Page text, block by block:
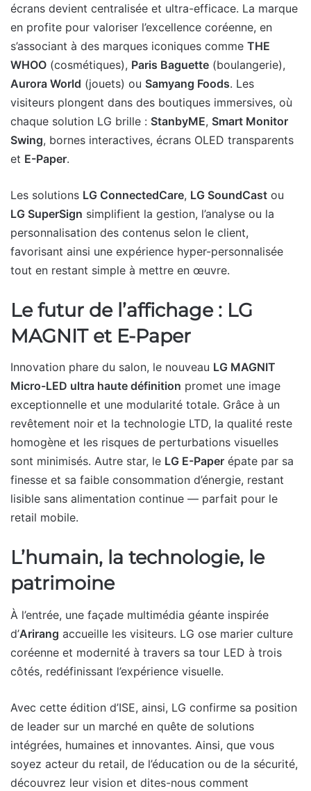
écrans devient centralisée et ultra-efficace. La marque
en profite pour valoriser l’excellence coréenne, en
s’associant à des marques iconiques comme THE
WHOO (cosmétiques), Paris Baguette (boulangerie),
Aurora World (jouets) ou Samyang Foods. Les
visiteurs plongent dans des boutiques immersives, où
chaque solution LG brille : StanbyME, Smart Monitor
Swing, bornes interactives, écrans OLED transparents
et E-Paper.
Les solutions LG ConnectedCare, LG SoundCast ou
LG SuperSign simplifient la gestion, l’analyse ou la
personnalisation des contenus selon le client,
favorisant ainsi une expérience hyper-personnalisée
tout en restant simple à mettre en œuvre.
Le futur de l’affichage : LG
MAGNIT et E-Paper
Innovation phare du salon, le nouveau LG MAGNIT
Micro-LED ultra haute définition promet une image
exceptionnelle et une modularité totale. Grâce à un
revêtement noir et la technologie LTD, la qualité reste
homogène et les risques de perturbations visuelles
sont minimisés. Autre star, le LG E-Paper épate par sa
finesse et sa faible consommation d’énergie, restant
lisible sans alimentation continue — parfait pour le
retail mobile.
L’humain, la technologie, le
patrimoine
À l’entrée, une façade multimédia géante inspirée
d’Arirang accueille les visiteurs. LG ose marier culture
coréenne et modernité à travers sa tour LED à trois
côtés, redéfinissant l’expérience visuelle.
Avec cette édition d’ISE, ainsi, LG confirme sa position
de leader sur un marché en quête de solutions
intégrées, humaines et innovantes. Ainsi, que vous
soyez acteur du retail, de l’éducation ou de la sécurité,
découvrez leur vision et dites-nous comment